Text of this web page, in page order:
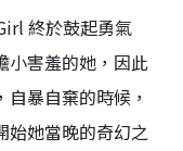
終於鼓起勇氣
小害羞的她，因此
暴自棄的時候，
始她當晚的奇幻之